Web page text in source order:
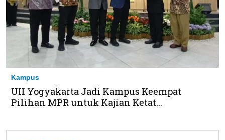
Kampus
UII Yogyakarta Jadi Kampus Keempat
Pilihan MPR untuk Kajian Ketat...